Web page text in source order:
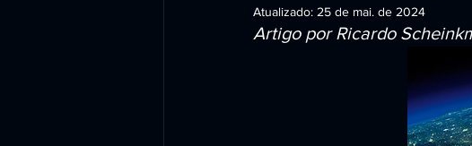
Atualizado: 25 de mai. de 2024
Artigo por Ricardo